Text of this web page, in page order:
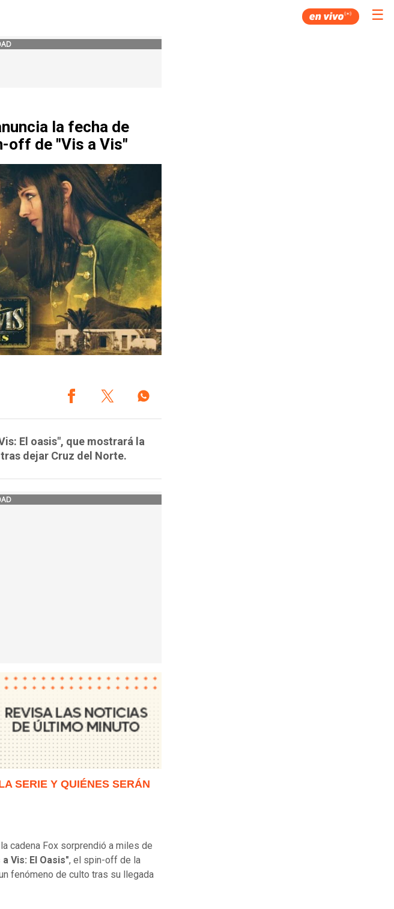
☰
la fecha de
off de "Vis a Vis"
El oasis", que mostrará la
dejar Cruz del Norte.
SERIE Y QUIÉNES SERÁN
cadena Fox sorprendió a miles de
a Vis: El Oasis", el spin-off de la
fenómeno de culto tras su llegada